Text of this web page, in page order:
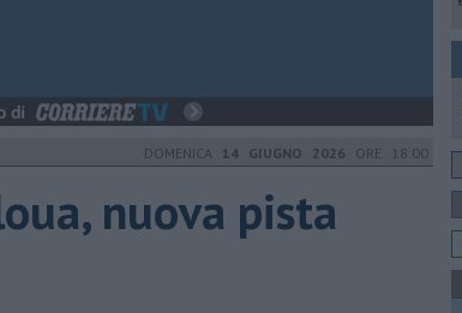
DOMENICA 14 GIUGNO 2026 ORE 18:00
nuova pista